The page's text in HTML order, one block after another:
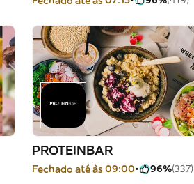
PROTEINBAR
Fechado até às 09:00 96%(337)